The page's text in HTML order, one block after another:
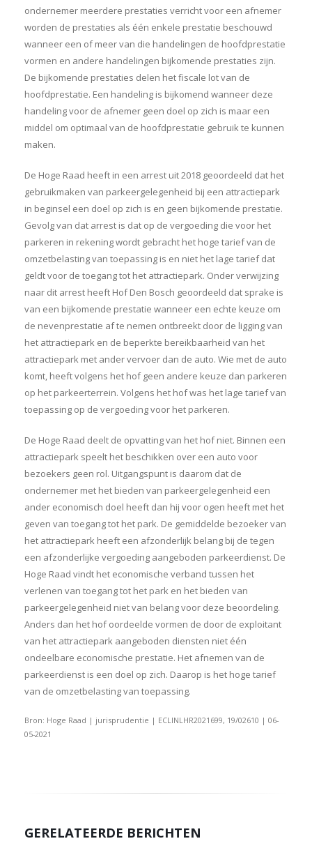
ondernemer meerdere prestaties verricht voor een afnemer
worden de prestaties als één enkele prestatie beschouwd
wanneer een of meer van die handelingen de hoofdprestatie
vormen en andere handelingen bijkomende prestaties zijn.
De bijkomende prestaties delen het fiscale lot van de
hoofdprestatie. Een handeling is bijkomend wanneer deze
handeling voor de afnemer geen doel op zich is maar een
middel om optimaal van de hoofdprestatie gebruik te kunnen
maken.
De Hoge Raad heeft in een arrest uit 2018 geoordeeld dat het
gebruikmaken van parkeergelegenheid bij een attractiepark
in beginsel een doel op zich is en geen bijkomende prestatie.
Gevolg van dat arrest is dat op de vergoeding die voor het
parkeren in rekening wordt gebracht het hoge tarief van de
omzetbelasting van toepassing is en niet het lage tarief dat
geldt voor de toegang tot het attractiepark. Onder verwijzing
naar dit arrest heeft Hof Den Bosch geoordeeld dat sprake is
van een bijkomende prestatie wanneer een echte keuze om
de nevenprestatie af te nemen ontbreekt door de ligging van
het attractiepark en de beperkte bereikbaarheid van het
attractiepark met ander vervoer dan de auto. Wie met de auto
komt, heeft volgens het hof geen andere keuze dan parkeren
op het parkeerterrein. Volgens het hof was het lage tarief van
toepassing op de vergoeding voor het parkeren.
De Hoge Raad deelt de opvatting van het hof niet. Binnen een
attractiepark speelt het beschikken over een auto voor
bezoekers geen rol. Uitgangspunt is daarom dat de
ondernemer met het bieden van parkeergelegenheid een
ander economisch doel heeft dan hij voor ogen heeft met het
geven van toegang tot het park. De gemiddelde bezoeker van
het attractiepark heeft een afzonderlijk belang bij de tegen
een afzonderlijke vergoeding aangeboden parkeerdienst. De
Hoge Raad vindt het economische verband tussen het
verlenen van toegang tot het park en het bieden van
parkeergelegenheid niet van belang voor deze beoordeling.
Anders dan het hof oordeelde vormen de door de exploitant
van het attractiepark aangeboden diensten niet één
ondeelbare economische prestatie. Het afnemen van de
parkeerdienst is een doel op zich. Daarop is het hoge tarief
van de omzetbelasting van toepassing.
Bron: Hoge Raad | jurisprudentie | ECLINLHR2021699, 19/02610 | 06-
05-2021
GERELATEERDE BERICHTEN